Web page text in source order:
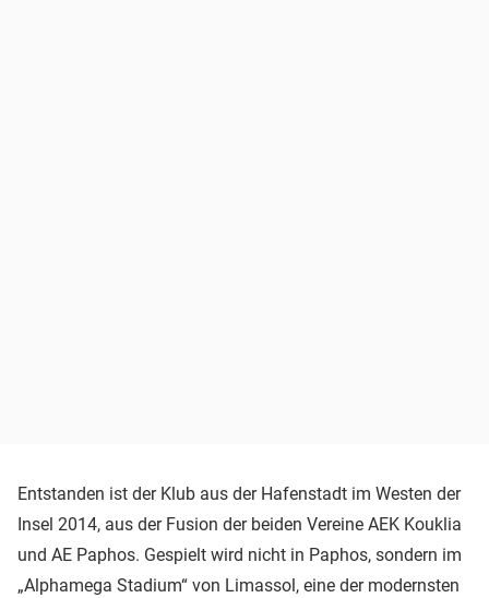
Entstanden ist der Klub aus der Hafenstadt im Westen der
Insel 2014, aus der Fusion der beiden Vereine AEK Kouklia
und AE Paphos. Gespielt wird nicht in Paphos, sondern im
„Alphamega Stadium“ von Limassol, eine der modernsten